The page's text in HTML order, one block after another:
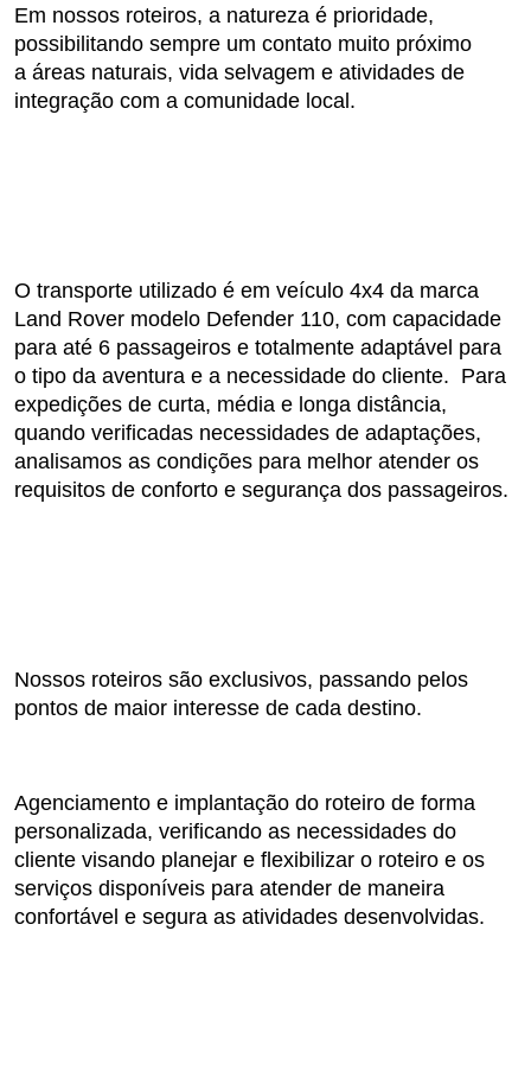
Em nossos roteiros, a natureza é prioridade,
possibilitando sempre um contato muito próximo
a áreas naturais, vida selvagem e atividades de
integração com a comunidade local.
O transporte utilizado é em veículo 4x4 da marca
Land Rover modelo Defender 110, com capacidade
para até 6 passageiros e totalmente adaptável para
o tipo da aventura e a necessidade do cliente. Para
expedições de curta, média e longa distância,
quando verificadas necessidades de adaptações,
analisamos as condições para melhor atender os
requisitos de conforto e segurança dos passageiros.
Nossos roteiros são exclusivos, passando pelos
pontos de maior interesse de cada destino.
Agenciamento e implantação do roteiro de forma
personalizada, verificando as necessidades do
cliente visando planejar e flexibilizar o roteiro e os
serviços disponíveis para atender de maneira
confortável e segura as atividades desenvolvidas.